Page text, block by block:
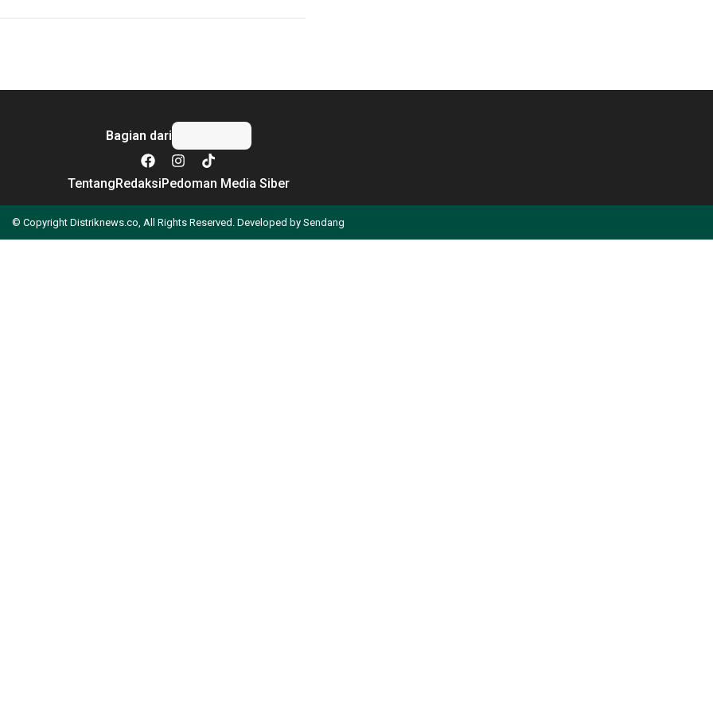
Bagian dari
TentangRedaksiPedoman Media Siber
© Copyright Distriknews.co, All Rights Reserved. Developed by Sendang